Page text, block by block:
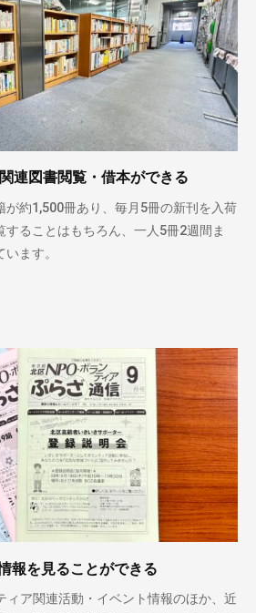
連図書閲覧・借本ができる
が約1,500冊あり、毎月5冊の新刊を入荷
することはもちろん、一人5冊2週間ま
ます。
報を見ることができる
ィア関連活動・イベント情報のほか、近